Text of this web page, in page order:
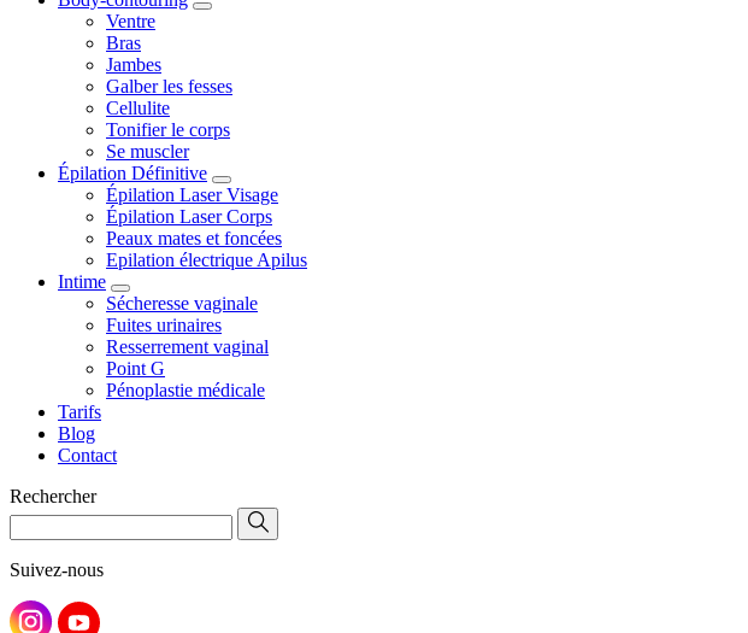
Ventre
Bras
Jambes
Galber les fesses
Cellulite
Tonifier le corps
Se muscler
Épilation Définitive
Épilation Laser Visage
Épilation Laser Corps
Peaux mates et foncées
Epilation électrique Apilus
Intime
Sécheresse vaginale
Fuites urinaires
Resserrement vaginal
Point G
Pénoplastie médicale
Tarifs
Blog
Contact
Rechercher
Suivez-nous